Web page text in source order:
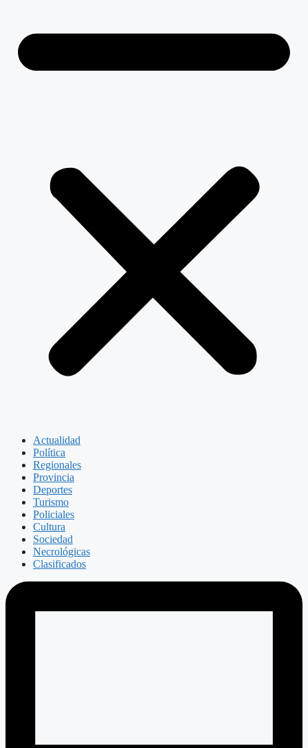
Actualidad
Política
Regionales
Provincia
Deportes
Turismo
Policiales
Cultura
Sociedad
Necrológicas
Clasificados